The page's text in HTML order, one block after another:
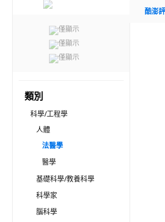
僅顯示
僅顯示
僅顯示
類別
科學/工程學
人體
法醫學
醫學
基礎科學/教養科學
科學家
腦科學
酷澎